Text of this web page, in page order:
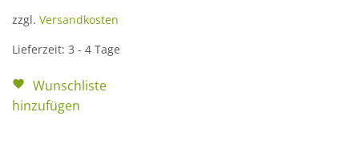
zzgl. Versandkosten
Lieferzeit: 3 - 4 Tage
Wunschliste
hinzufügen